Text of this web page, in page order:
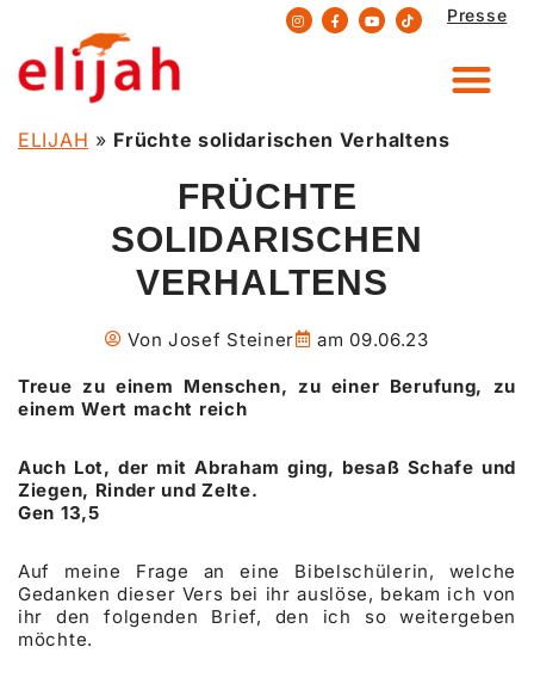
Zum
Inhalt
springen
Presse
ELIJAH » Früchte solidarischen Verhaltens
FRÜCHTE
SOLIDARISCHEN
VERHALTENS
Von Josef Steiner am 09.06.23
Treue zu einem Menschen, zu einer Berufung, zu
einem Wert macht reich
Auch Lot, der mit Abraham ging, besaß Schafe und
Ziegen, Rinder und Zelte.
Gen 13,5
Auf meine Frage an eine Bibelschülerin, welche
Gedanken dieser Vers bei ihr auslöse, bekam ich von
ihr den folgenden Brief, den ich so weitergeben
möchte.